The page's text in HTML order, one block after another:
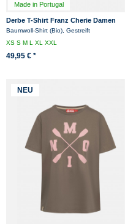
Made in Portugal
Derbe T-Shirt Franz Cherie Damen
Beige Braun Streifenshirt GOTS
Organic
Baumwoll-Shirt (Bio), Gestreift
XSSMLXLXXL
49,95 € *
NEU